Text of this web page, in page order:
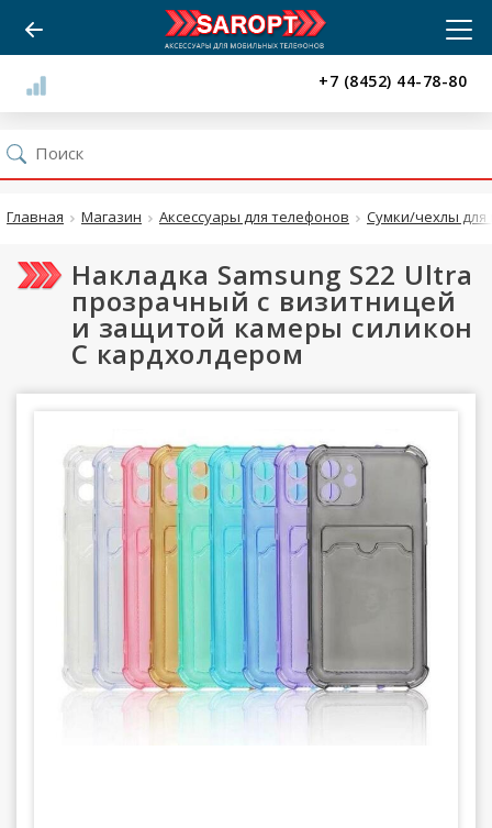
+7 (8452) 44-78-80
Главная Магазин Аксессуары для телефонов Сумки/чехлы для
Накладка Samsung S22 Ultra
прозрачный с визитницей
и защитой камеры силикон
С кардхолдером